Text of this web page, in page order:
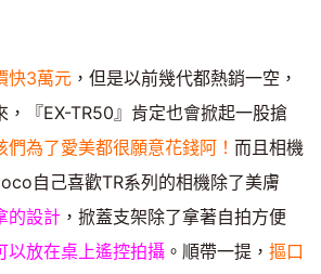
快3萬元 ，但是以前幾代都熱銷一空，
，『EX-TR50』肯定也會掀起一股搶
們為了愛美都很願意花錢阿！ 而且相機
自己喜歡TR系列的相機除了美膚
的設計 ，掀蓋支架除了拿著自拍方便
以放在桌上遙控拍攝 。順帶一提， 摳口